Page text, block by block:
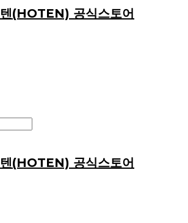
(HOTEN) 공식스토어
(HOTEN) 공식스토어